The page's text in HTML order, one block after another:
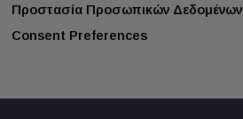
Προστασία Προσωπικών Δεδομένων
Consent Preferences